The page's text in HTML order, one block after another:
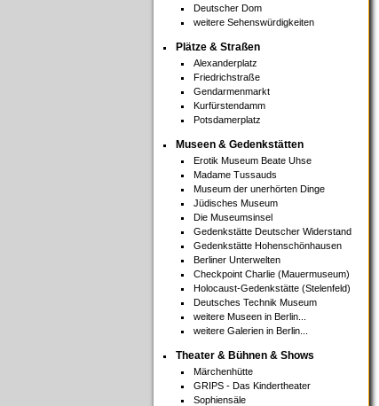
Deutscher Dom
weitere Sehenswürdigkeiten
Plätze & Straßen
Alexanderplatz
Friedrichstraße
Gendarmenmarkt
Kurfürstendamm
Potsdamerplatz
Museen & Gedenkstätten
Erotik Museum Beate Uhse
Madame Tussauds
Museum der unerhörten Dinge
Jüdisches Museum
Die Museumsinsel
Gedenkstätte Deutscher Widerstand
Gedenkstätte Hohenschönhausen
Berliner Unterwelten
Checkpoint Charlie (Mauermuseum)
Holocaust-Gedenkstätte (Stelenfeld)
Deutsches Technik Museum
weitere Museen in Berlin...
weitere Galerien in Berlin...
Theater & Bühnen & Shows
Märchenhütte
GRIPS - Das Kindertheater
Sophiensäle